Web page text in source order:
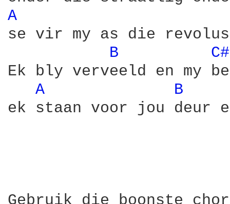
A
se vir my as die
B
Ek bly verveeld en my
A
B
ek staan voor jou deur
Gebruik die boonste